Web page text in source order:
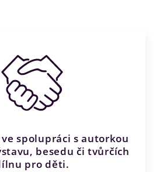
spolupráci s autorkou
besedu či tvůrčích
pro děti.